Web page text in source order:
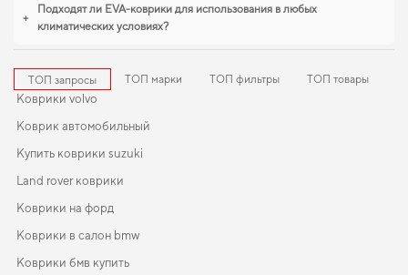
+
Подходят ли EVA-коврики для использования в любых
климатических условиях?
ТОП запросы ТОП марки ТОП фильтры ТОП товары
Коврики volvo
Коврик автомобильный
Купить коврики suzuki
Land rover коврики
Коврики на форд
Коврики в салон bmw
Коврики бмв купить